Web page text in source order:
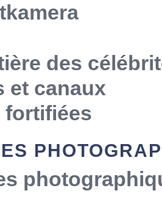
des
et canaux
fortifiées